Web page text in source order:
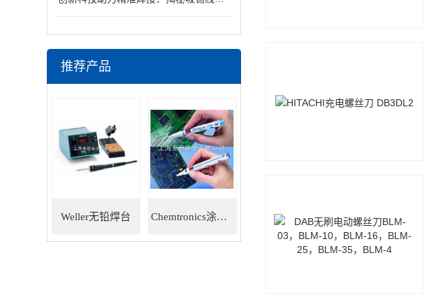
推荐产品
Weller无铅焊台 Chemtronics涂层笔